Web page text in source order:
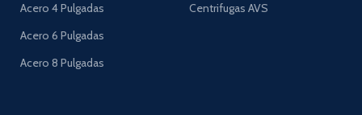
Acero 4 Pulgadas
Acero 6 Pulgadas
Acero 8 Pulgadas
Centrifugas AVS